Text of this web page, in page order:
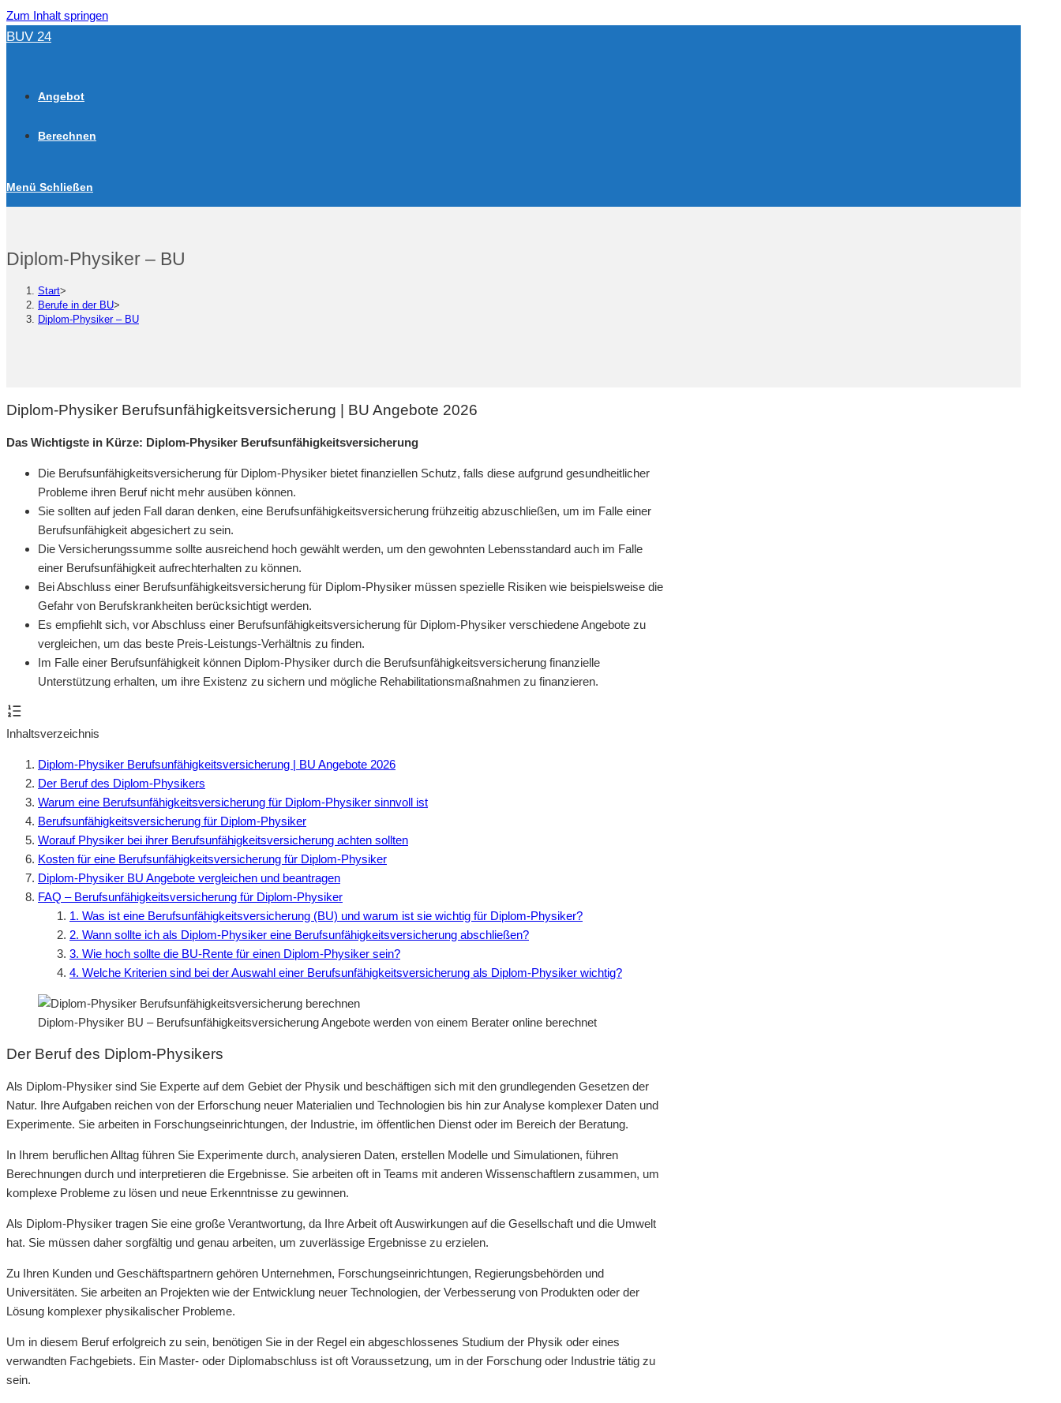
Zum Inhalt springen
BUV 24
Angebot
Berechnen
Menü Schließen
Diplom-Physiker – BU
Start>
Berufe in der BU>
Diplom-Physiker – BU
Diplom-Physiker Berufsunfähigkeitsversicherung | BU Angebote 2026
Das Wichtigste in Kürze: Diplom-Physiker Berufsunfähigkeitsversicherung
Die Berufsunfähigkeitsversicherung für Diplom-Physiker bietet finanziellen Schutz, falls diese aufgrund gesundheitlicher
Probleme ihren Beruf nicht mehr ausüben können.
Sie sollten auf jeden Fall daran denken, eine Berufsunfähigkeitsversicherung frühzeitig abzuschließen, um im Falle einer
Berufsunfähigkeit abgesichert zu sein.
Die Versicherungssumme sollte ausreichend hoch gewählt werden, um den gewohnten Lebensstandard auch im Falle
einer Berufsunfähigkeit aufrechterhalten zu können.
Bei Abschluss einer Berufsunfähigkeitsversicherung für Diplom-Physiker müssen spezielle Risiken wie beispielsweise die
Gefahr von Berufskrankheiten berücksichtigt werden.
Es empfiehlt sich, vor Abschluss einer Berufsunfähigkeitsversicherung für Diplom-Physiker verschiedene Angebote zu
vergleichen, um das beste Preis-Leistungs-Verhältnis zu finden.
Im Falle einer Berufsunfähigkeit können Diplom-Physiker durch die Berufsunfähigkeitsversicherung finanzielle
Unterstützung erhalten, um ihre Existenz zu sichern und mögliche Rehabilitationsmaßnahmen zu finanzieren.
Inhaltsverzeichnis
Diplom-Physiker Berufsunfähigkeitsversicherung | BU Angebote 2026
Der Beruf des Diplom-Physikers
Warum eine Berufsunfähigkeitsversicherung für Diplom-Physiker sinnvoll ist
Berufsunfähigkeitsversicherung für Diplom-Physiker
Worauf Physiker bei ihrer Berufsunfähigkeitsversicherung achten sollten
Kosten für eine Berufsunfähigkeitsversicherung für Diplom-Physiker
Diplom-Physiker BU Angebote vergleichen und beantragen
FAQ – Berufsunfähigkeitsversicherung für Diplom-Physiker
1. Was ist eine Berufsunfähigkeitsversicherung (BU) und warum ist sie wichtig für Diplom-Physiker?
2. Wann sollte ich als Diplom-Physiker eine Berufsunfähigkeitsversicherung abschließen?
3. Wie hoch sollte die BU-Rente für einen Diplom-Physiker sein?
4. Welche Kriterien sind bei der Auswahl einer Berufsunfähigkeitsversicherung als Diplom-Physiker wichtig?
Diplom-Physiker BU – Berufsunfähigkeitsversicherung Angebote werden von einem Berater online berechnet
Der Beruf des Diplom-Physikers
Als Diplom-Physiker sind Sie Experte auf dem Gebiet der Physik und beschäftigen sich mit den grundlegenden Gesetzen der
Natur. Ihre Aufgaben reichen von der Erforschung neuer Materialien und Technologien bis hin zur Analyse komplexer Daten und
Experimente. Sie arbeiten in Forschungseinrichtungen, der Industrie, im öffentlichen Dienst oder im Bereich der Beratung.
In Ihrem beruflichen Alltag führen Sie Experimente durch, analysieren Daten, erstellen Modelle und Simulationen, führen
Berechnungen durch und interpretieren die Ergebnisse. Sie arbeiten oft in Teams mit anderen Wissenschaftlern zusammen, um
komplexe Probleme zu lösen und neue Erkenntnisse zu gewinnen.
Als Diplom-Physiker tragen Sie eine große Verantwortung, da Ihre Arbeit oft Auswirkungen auf die Gesellschaft und die Umwelt
hat. Sie müssen daher sorgfältig und genau arbeiten, um zuverlässige Ergebnisse zu erzielen.
Zu Ihren Kunden und Geschäftspartnern gehören Unternehmen, Forschungseinrichtungen, Regierungsbehörden und
Universitäten. Sie arbeiten an Projekten wie der Entwicklung neuer Technologien, der Verbesserung von Produkten oder der
Lösung komplexer physikalischer Probleme.
Um in diesem Beruf erfolgreich zu sein, benötigen Sie in der Regel ein abgeschlossenes Studium der Physik oder eines
verwandten Fachgebiets. Ein Master- oder Diplomabschluss ist oft Voraussetzung, um in der Forschung oder Industrie tätig zu
sein.